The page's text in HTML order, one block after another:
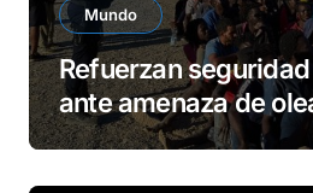
Mundo
Refuerzan
ante amenaza de
migratoria